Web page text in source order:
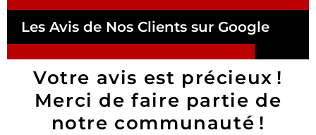
Les Avis de Nos Clients sur Google
Votre avis est précieux !
Merci de faire partie de
notre communauté !